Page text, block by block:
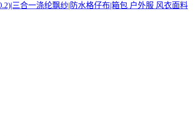
三合一涤纶飘纱|防水格仔布|箱包 户外服 风衣面料